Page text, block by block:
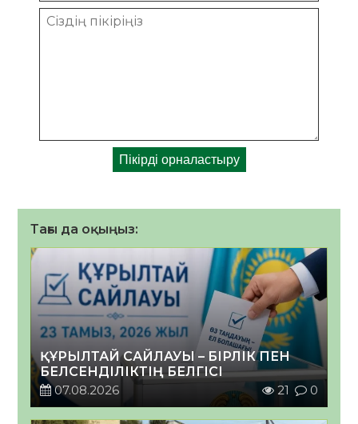
Тағы да оқыңыз:
ҚҰРЫЛТАЙ САЙЛАУЫ – БІРЛІК ПЕН
БЕЛСЕНДІЛІКТІҢ БЕЛГІСІ
07.08.2026
21 0